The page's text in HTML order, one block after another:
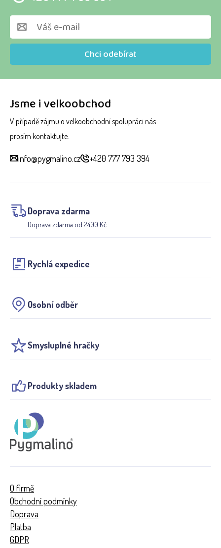
Jsme i velkoobchod
V případě zájmu o velkoobchodní spolupráci nás
prosím kontaktujte.
info@pygmalino.cz +420 777 793 394
Doprava zdarma
Doprava zdarma od 2400 Kč
Rychlá expedice
Osobní odběr
Smysluplné hračky
Produkty skladem
Chci odebírat
O firmě
Obchodní podmínky
Doprava
Platba
GDPR